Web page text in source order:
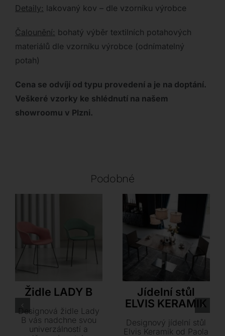
Detaily: lakovaný kov – dle vzorníku výrobce
Čalounění: bohatý výběr textilních potahových
materiálů dle vzorníku výrobce (odnímatelný
potah)
Cena se odvíjí od typu provedení a je na doptání.
Veškeré vzorky ke shlédnutí na našem
showroomu v Plzni.
Podobné
Židle LADY B
Designová židle Lady
B vás nadchne svou
univerzálností a
Jídelní stůl
ELVIS KERAMIK
Designový jídelní stůl
Elvis Keramik od Paola